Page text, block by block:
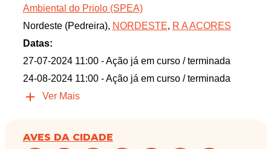
Ambiental do Priolo (SPEA)
Nordeste (Pedreira), NORDESTE, R A ACORES
Datas:
27-07-2024 11:00 - Ação já em curso / terminada
24-08-2024 11:00 - Ação já em curso / terminada
Ver Mais
AVES DA CIDADE